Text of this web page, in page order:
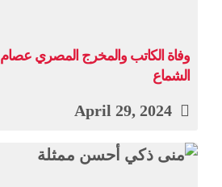
وفاة الكاتب والمخرج المصري عصام
الشماع
April 29, 2024